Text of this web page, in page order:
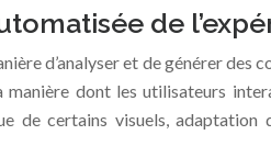
de
d’analyser et de générer des
dont les utilisateurs
de certains visuels,